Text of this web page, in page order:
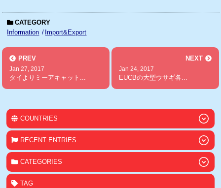
CATEGORY
Information
Import&Export
PREV
Jan 27, 2017
タイよりミーアキャット...
NEXT
Jan 24, 2017
EUCBの大型ウサギ各...
COUNTRIES
RECENT ENTRIES
CATEGORIES
TAG